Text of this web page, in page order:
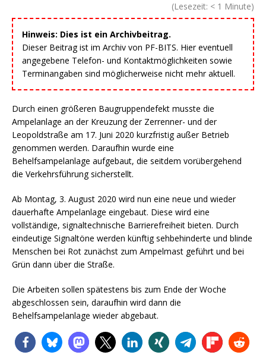
(Lesezeit: < 1 Minute)
Hinweis: Dies ist ein Archivbeitrag.
Dieser Beitrag ist im Archiv von PF-BITS. Hier eventuell
angegebene Telefon- und Kontaktmöglichkeiten sowie
Terminangaben sind möglicherweise nicht mehr aktuell.
Durch einen größeren Baugruppendefekt musste die
Ampelanlage an der Kreuzung der Zerrenner- und der
Leopoldstraße am 17. Juni 2020 kurzfristig außer Betrieb
genommen werden. Daraufhin wurde eine
Behelfsampelanlage aufgebaut, die seitdem vorübergehend
die Verkehrsführung sicherstellt.
Ab Montag, 3. August 2020 wird nun eine neue und wieder
dauerhafte Ampelanlage eingebaut. Diese wird eine
vollständige, signaltechnische Barrierefreiheit bieten. Durch
eindeutige Signaltöne werden künftig sehbehinderte und blinde
Menschen bei Rot zunächst zum Ampelmast geführt und bei
Grün dann über die Straße.
Die Arbeiten sollen spätestens bis zum Ende der Woche
abgeschlossen sein, daraufhin wird dann die
Behelfsampelanlage wieder abgebaut.